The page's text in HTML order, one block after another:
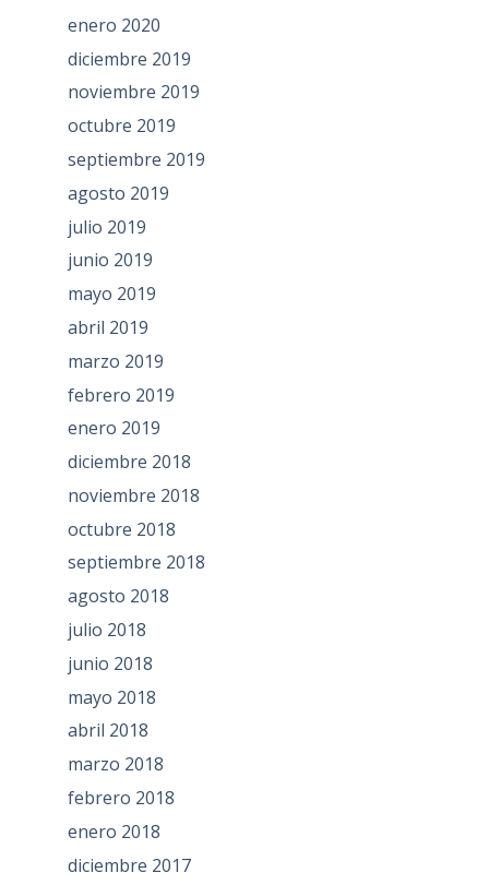
enero 2020
diciembre 2019
noviembre 2019
octubre 2019
septiembre 2019
agosto 2019
julio 2019
junio 2019
mayo 2019
abril 2019
marzo 2019
febrero 2019
enero 2019
diciembre 2018
noviembre 2018
octubre 2018
septiembre 2018
agosto 2018
julio 2018
junio 2018
mayo 2018
abril 2018
marzo 2018
febrero 2018
enero 2018
diciembre 2017